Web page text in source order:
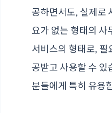
공하면서도, 실제로
요가 없는 형태의 사
서비스의 형태로, 필
공받고 사용할 수 있
분들에게 특히 유용